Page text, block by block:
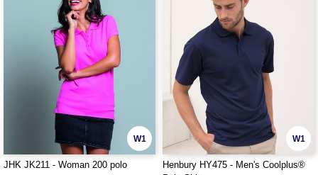
W1
JHK JK211 - Woman 200 polo
W1
Henbury HY475 - Men's Coolplus®